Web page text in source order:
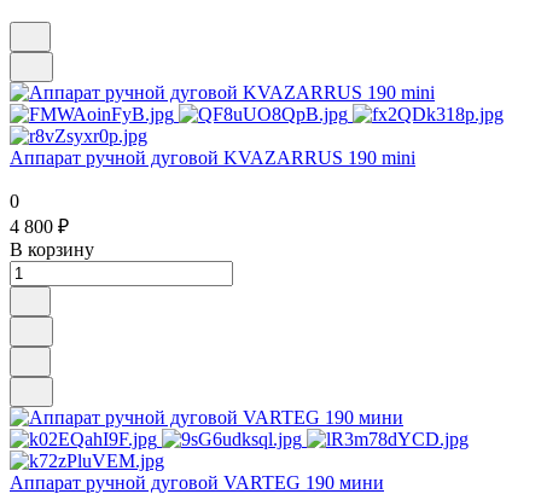
Аппарат ручной дуговой KVAZARRUS 190 mini
0
4 800 ₽
В корзину
Аппарат ручной дуговой VARTEG 190 мини